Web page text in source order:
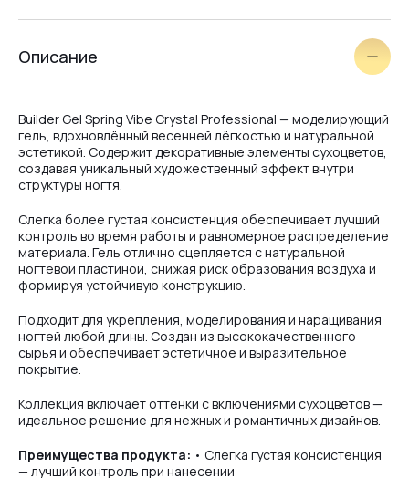
#7
#8
Описание
Builder Gel Spring Vibe Crystal Professional — моделирующий
гель, вдохновлённый весенней лёгкостью и натуральной
эстетикой. Содержит декоративные элементы сухоцветов,
создавая уникальный художественный эффект внутри
структуры ногтя.
Слегка более густая консистенция обеспечивает лучший
контроль во время работы и равномерное распределение
материала. Гель отлично сцепляется с натуральной
ногтевой пластиной, снижая риск образования воздуха и
формируя устойчивую конструкцию.
Подходит для укрепления, моделирования и наращивания
ногтей любой длины. Создан из высококачественного
сырья и обеспечивает эстетичное и выразительное
покрытие.
Коллекция включает оттенки с включениями сухоцветов —
идеальное решение для нежных и романтичных дизайнов.
Преимущества продукта: • Слегка густая консистенция
— лучший контроль при нанесении